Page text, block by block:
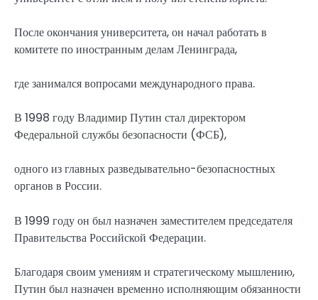
После окончания университета, он начал работать в
комитете по иностранным делам Ленинграда,
где занимался вопросами международного права.
В 1998 году Владимир Путин стал директором
Федеральной службы безопасности (ФСБ),
одного из главных разведывательно-безопасностных
органов в России.
В 1999 году он был назначен заместителем председателя
Правительства Российской Федерации.
Благодаря своим умениям и стратегическому мышлению,
Путин был назначен временно исполняющим обязанности